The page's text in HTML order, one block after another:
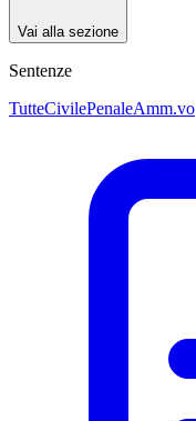
Vai alla sezione
Sentenze
TutteCivilePenaleAmm.vo